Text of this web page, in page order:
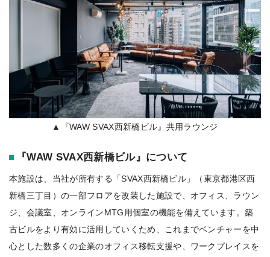
▲『WAW SVAX西新橋ビル』共用ラウンジ
『WAW SVAX西新橋ビル』について
本施設は、当社が所有する「SVAX西新橋ビル」（東京都港区西
新橋三丁目）の一部フロアを改装した施設で、オフィス、ラウン
ジ、会議室、オンラインMTG用個室の機能を備えています。築
古ビルをより有効に活用していくため、これまでベンチャーを中
心とした数多くの企業のオフィス移転支援や、ワークプレイスを